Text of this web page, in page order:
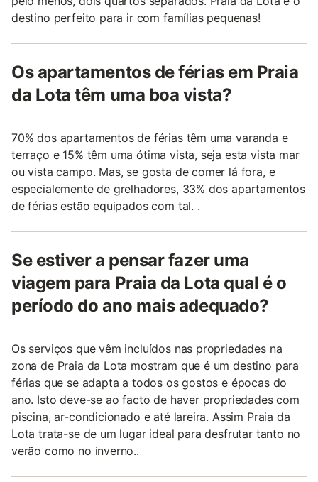
destino perfeito para ir com famílias pequenas!
Os apartamentos de férias em Praia
da Lota têm uma boa vista?
70% dos apartamentos de férias têm uma varanda e
terraço e 15% têm uma ótima vista, seja esta vista mar
ou vista campo. Mas, se gosta de comer lá fora, e
especialemente de grelhadores, 33% dos apartamentos
de férias estão equipados com tal. .
Se estiver a pensar fazer uma
viagem para Praia da Lota qual é o
período do ano mais adequado?
Os serviços que vêm incluídos nas propriedades na
zona de Praia da Lota mostram que é um destino para
férias que se adapta a todos os gostos e épocas do
ano. Isto deve-se ao facto de haver propriedades com
piscina, ar-condicionado e até lareira. Assim Praia da
Lota trata-se de um lugar ideal para desfrutar tanto no
verão como no inverno..